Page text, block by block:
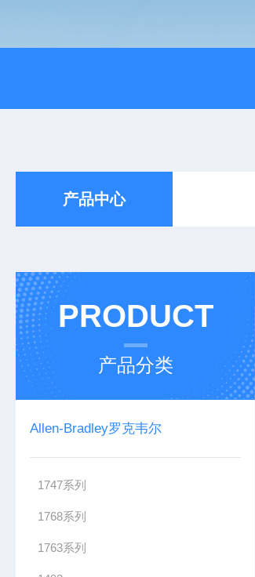
产品中心
PRODUCT
产品分类
Allen-Bradley罗克韦尔
1747系列
1768系列
1763系列